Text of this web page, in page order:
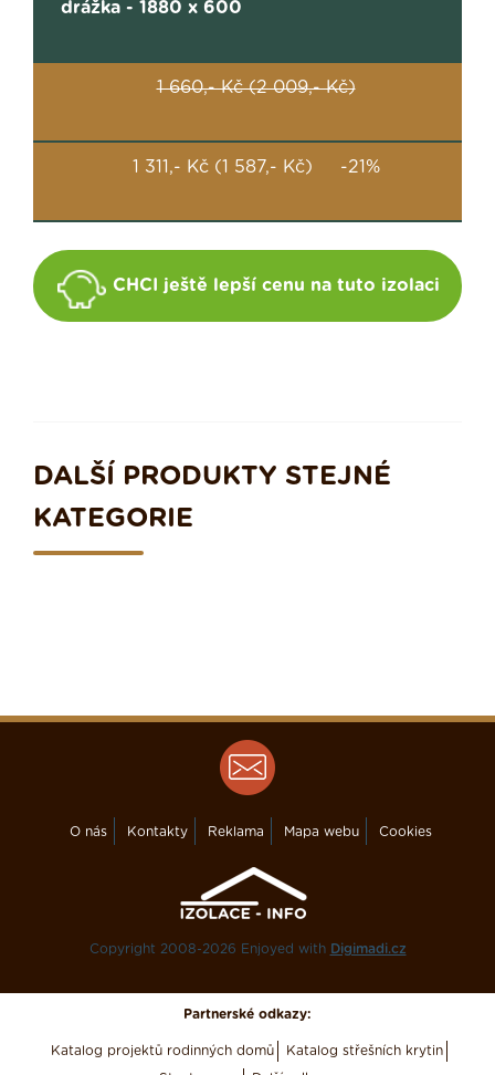
drážka - 1880 x 600
1 660,- Kč (2 009,- Kč)
1 311,- Kč (1 587,- Kč) -21%
CHCI ještě lepší cenu na tuto izolaci
DALŠÍ PRODUKTY STEJNÉ
KATEGORIE
O nás Kontakty Reklama Mapa webu Cookies
Copyright 2008-2026 Enjoyed with Digimadi.cz
Partnerské odkazy:
Katalog projektů rodinných domů Katalog střešních krytin